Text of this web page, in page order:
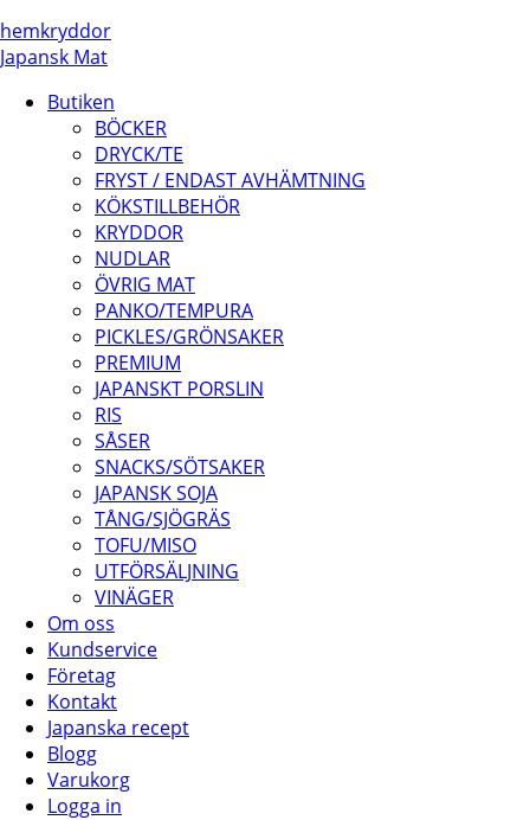
hemkryddor
Japansk Mat
Butiken
BÖCKER
DRYCK/TE
FRYST / ENDAST AVHÄMTNING
KÖKSTILLBEHÖR
KRYDDOR
NUDLAR
ÖVRIG MAT
PANKO/TEMPURA
PICKLES/GRÖNSAKER
PREMIUM
JAPANSKT PORSLIN
RIS
SÅSER
SNACKS/SÖTSAKER
JAPANSK SOJA
TÅNG/SJÖGRÄS
TOFU/MISO
UTFÖRSÄLJNING
VINÄGER
Om oss
Kundservice
Företag
Kontakt
Japanska recept
Blogg
Varukorg
Logga in